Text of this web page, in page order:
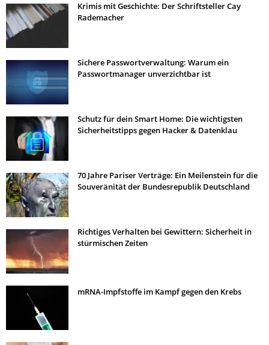
Krimis mit Geschichte: Der Schriftsteller Cay
Rademacher
Sichere Passwortverwaltung: Warum ein
Passwortmanager unverzichtbar ist
Schutz für dein Smart Home: Die wichtigsten
Sicherheitstipps gegen Hacker & Datenklau
70 Jahre Pariser Verträge: Ein Meilenstein für die
Souveränität der Bundesrepublik Deutschland
Richtiges Verhalten bei Gewittern: Sicherheit in
stürmischen Zeiten
mRNA-Impfstoffe im Kampf gegen den Krebs